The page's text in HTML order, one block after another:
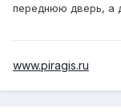
переднюю дверь, а
www.piragis.ru